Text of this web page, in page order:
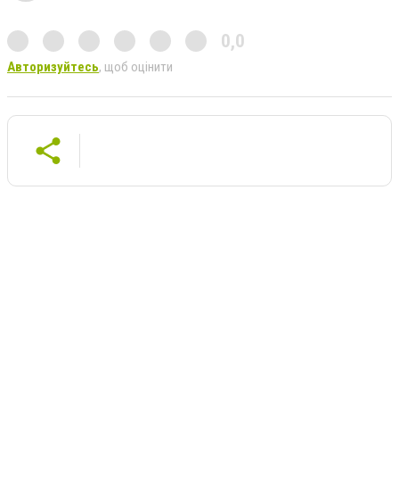
0,0
Авторизуйтесь, щоб оцінити